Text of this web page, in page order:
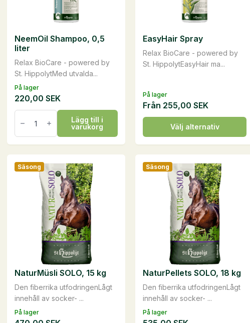
produktsidan
På lager
Relax BioCare - powered by
St. HippolytMed utvalda...
NeemOil Shampoo, 0,5
liter
220,00 SEK
NeemOil
Shampoo,
liter
mängd
Lägg till i
varukorg
På lager
Relax BioCare - powered by
St. HippolytEasyHair ma...
EasyHair Spray
Från 255,00SEK
Välj alternativ
Den
här
produkten
har
flera
varianter.
alternativen
produktsidan
På lager
Säsong
Den fiberrika utfodringenLågt
innehåll av socker- ...
NaturMüsli SOLO, 15 kg
På lager
Säsong
Den fiberrika utfodringenLågt
innehåll av socker- ...
NaturPellets SOLO, 18 kg